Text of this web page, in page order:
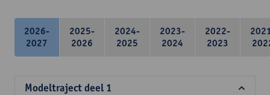
2026-
2027
2025-
2026
2024-
2025
2023-
2024
2022-
2023
Modeltraject deel 1